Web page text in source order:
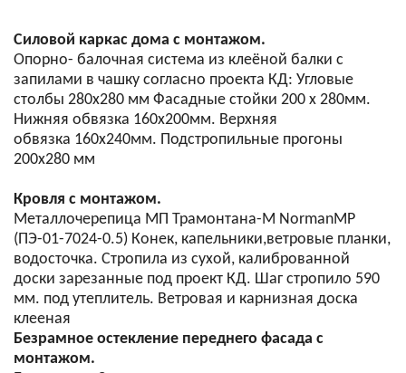
Силовой каркас дома с монтажом.
Опорно- балочная система из клеёной балки с
запилами в чашку согласно проекта КД: Угловые
столбы 280х280 мм Фасадные стойки 200 х 280мм.
Нижняя обвязка 160х200мм. Верхняя
обвязка 160х240мм. Подстропильные прогоны
200х280 мм
Кровля с монтажом.
Металлочерепица МП Трамонтана-M NormanMP
(ПЭ-01-7024-0.5) Конек, капельники,ветровые планки,
водосточка. Стропила из сухой, калиброванной
доски зарезанные под проект КД. Шаг стропило 590
мм. под утеплитель. Ветровая и карнизная доска
клееная
Безрамное остекление переднего фасада с
монтажом.